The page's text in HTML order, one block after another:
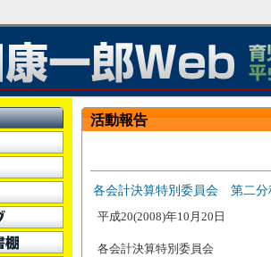
活動報告
各会計決算特別委員会 第二
平成20(2008)年10月20日
各会計決算特別委員会